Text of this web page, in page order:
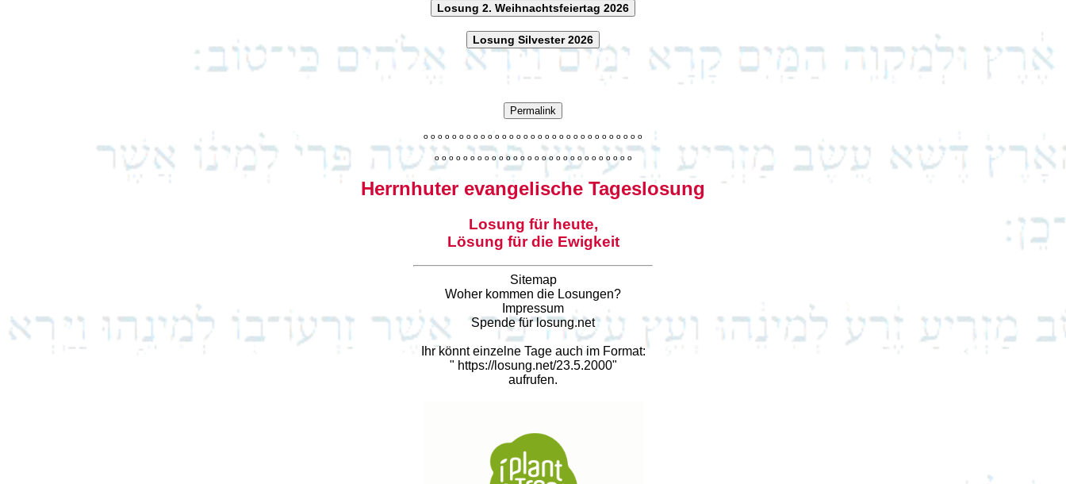
Losung 2. Weihnachtsfeiertag 2026
Losung Silvester 2026
Permalink
o o o o o o o o o o o o o o o o o o o o o o o o o o o o o o o
o o o o o o o o o o o o o o o o o o o o o o o o o o o o
Herrnhuter evangelische Tageslosung
Losung für heute,
Lösung für die Ewigkeit
Sitemap
Woher kommen die Losungen?
Impressum
Spende für losung.net
Ihr könnt einzelne Tage auch im Format:
" https://losung.net/23.5.2000"
aufrufen.